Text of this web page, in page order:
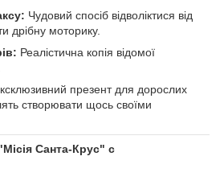
Чудовий спосіб відволіктися від
дрібну моторику.
Реалістична копія відомої
презент для дорослих
створювати щось своїми
Санта-Крус" с